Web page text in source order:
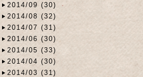
2014/09 (30)
2014/08 (32)
2014/07 (31)
2014/06 (30)
2014/05 (33)
2014/04 (30)
2014/03 (31)